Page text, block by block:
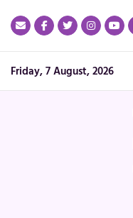
Friday, 7 August, 2026